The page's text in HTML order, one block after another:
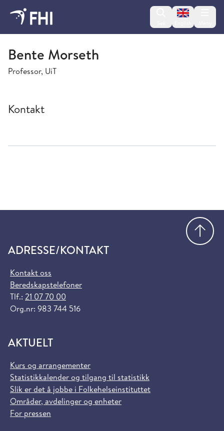
Change
Folkehelseinstituttet
Bente Morseth
Professor, UiT
Kontakt
ADRESSE/KONTAKT
Kontakt oss
Beredskapstelefoner
Tlf.: 21 07 70 00
Org.nr: 983 744 516
AKTUELT
Kurs og arrangementer
Statistikkalender og tilgang til statistikk
Slik er det å jobbe i Folkehelseinstituttet
Områder, avdelinger og enheter
For pressen